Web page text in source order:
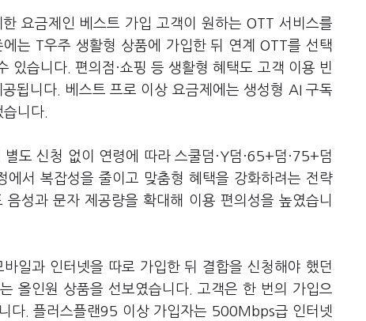
요금제인 베스트 가입 고객이 원하는 OTT 서비스를
는 T우주 생활형 상품에 가입한 뒤 연계 OTT를 선택
있습니다. 편의점·쇼핑 등 생활형 혜택도 고객 이용 빈
됩니다. 베스트 프로 이상 요금제에는 생성형 AI 구독
니다.
도 신청 없이 연령에 따라 스쿨덤·Y덤·65+덤·75+덤
서 복잡성을 줄이고 맞춤형 혜택을 강화하려는 전략
성과 문자 제공량을 확대해 이용 편의성을 높였습니
일과 인터넷을 따로 가입한 뒤 결합을 신청해야 했던
올인원 상품을 선보였습니다. 고객은 한 번의 가입으
다. 플러스플랜95 이상 가입자는 500Mbps급 인터넷